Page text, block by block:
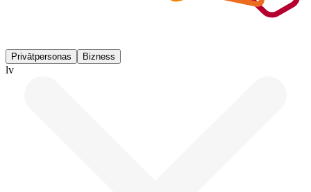
Privātpersonas Bizness
lv